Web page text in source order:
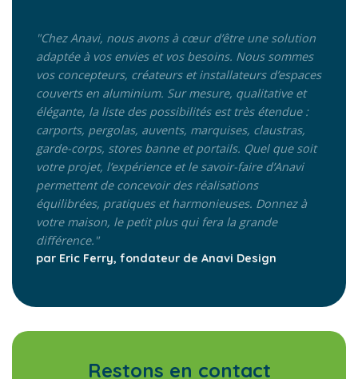
"Chez Anavi, nous avons à cœur d’être une solution
adaptée à vos envies et vos besoins. Nous sommes
vos concepteurs, créateurs et installateurs d’espaces
couverts en aluminium. Sur mesure, qualitative et
élégante, la liste des possibilités est très étendue :
carports, pergolas, auvents, marquises, claustras,
garde-corps, stores banne et portails. Quel que soit
votre projet, l’expérience et le savoir-faire d’Anavi
permettent de concevoir des réalisations
équilibrées, pratiques et harmonieuses. Donnez à
votre maison, le petit plus qui fera la grande
différence."
par Eric Ferry, fondateur de Anavi Design
Restons en contact